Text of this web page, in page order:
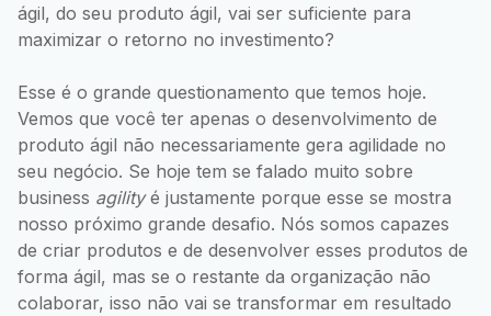
ágil, do seu produto ágil, vai ser suficiente para
maximizar o retorno no investimento?
Esse é o grande questionamento que temos hoje.
Vemos que você ter apenas o desenvolvimento de
produto ágil não necessariamente gera agilidade no
seu negócio. Se hoje tem se falado muito sobre
business agilityé justamente porque esse se mostra
nosso próximo grande desafio. Nós somos capazes
de criar produtos e de desenvolver esses produtos de
forma ágil, mas se o restante da organização não
colaborar, isso não vai se transformar em resultado